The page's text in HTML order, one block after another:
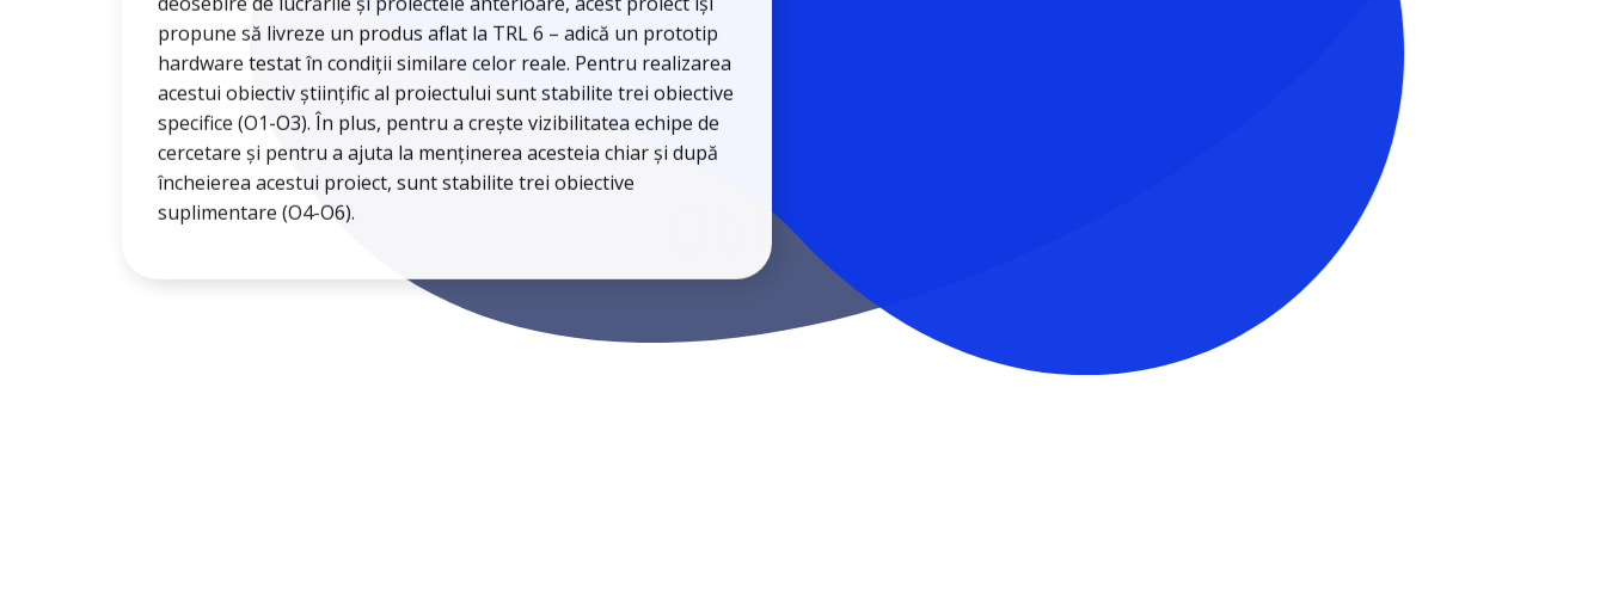
propune să livreze un produs aflat la TRL 6 – adică un prototip
hardware testat în condiții similare celor reale. Pentru realizarea
acestui obiectiv științific al proiectului sunt stabilite trei obiective
specifice (O1-O3). În plus, pentru a crește vizibilitatea echipe de
cercetare și pentru a ajuta la menținerea acesteia chiar și după
încheierea acestui proiect, sunt stabilite trei obiective
suplimentare (O4-O6).